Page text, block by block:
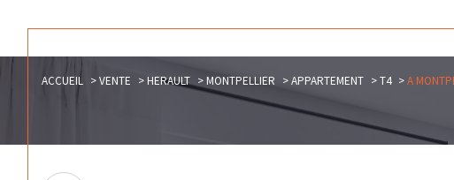
ACCUEIL VENTE HERAULT MONTPELLIER APPARTEMENT T4 A